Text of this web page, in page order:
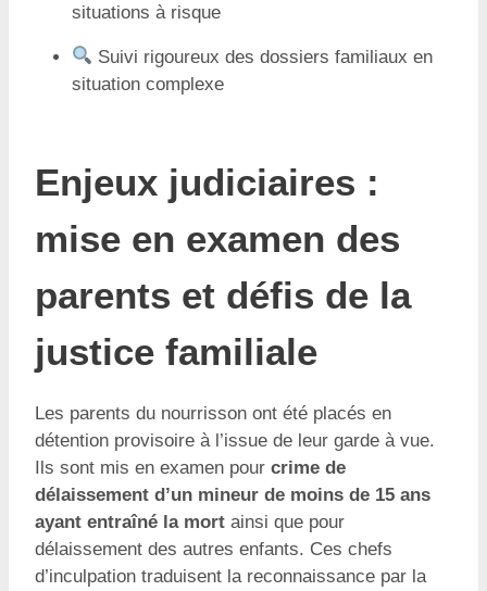
situations à risque
Suivi rigoureux des dossiers familiaux en
situation complexe
Enjeux judiciaires :
mise en examen des
parents et défis de la
justice familiale
Les parents du nourrisson ont été placés en
détention provisoire à l’issue de leur garde à vue.
Ils sont mis en examen pour crime de
délaissement d’un mineur de moins de 15 ans
ayant entraîné la mort ainsi que pour
délaissement des autres enfants. Ces chefs
d’inculpation traduisent la reconnaissance par la